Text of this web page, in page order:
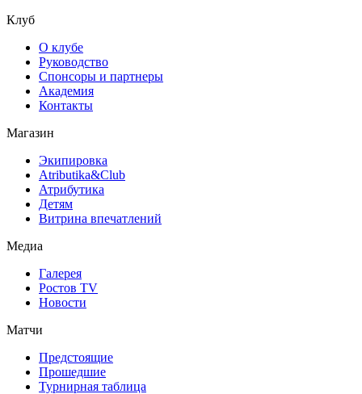
Клуб
О клубе
Руководство
Спонсоры и партнеры
Академия
Контакты
Магазин
Экипировка
Atributika&Club
Атрибутика
Детям
Витрина впечатлений
Медиа
Галерея
Ростов TV
Новости
Матчи
Предстоящие
Прошедшие
Турнирная таблица